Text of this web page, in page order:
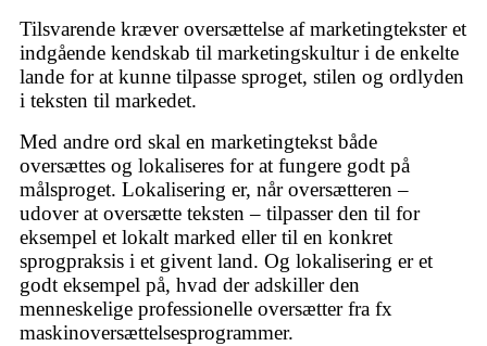
Tilsvarende kræver oversættelse af marketingtekster et
indgående kendskab til marketingskultur i de enkelte
lande for at kunne tilpasse sproget, stilen og ordlyden
i teksten til markedet.
Med andre ord skal en marketingtekst både
oversættes og lokaliseres for at fungere godt på
målsproget. Lokalisering er, når oversætteren –
udover at oversætte teksten – tilpasser den til for
eksempel et lokalt marked eller til en konkret
sprogpraksis i et givent land. Og lokalisering er et
godt eksempel på, hvad der adskiller den
menneskelige professionelle oversætter fra fx
maskinoversættelsesprogrammer.